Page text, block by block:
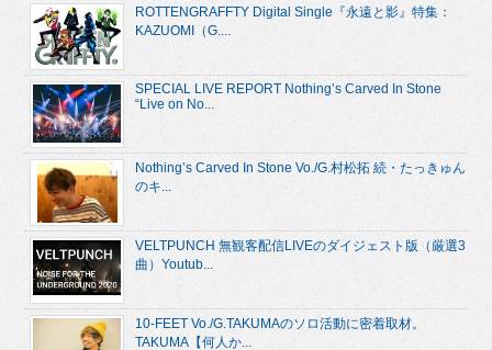
ROTTENGRAFFTY Digital Single『永遠と影』特集：
KAZUOMI（G....
SPECIAL LIVE REPORT Nothing’s Carved In Stone
“Live on No...
Nothing’s Carved In Stone Vo./G.村松拓 続・たっきゅん
のキ...
VELTPUNCH 無観客配信LIVEのダイジェスト版（厳選3
曲）Youtub...
10-FEET Vo./G.TAKUMAのソロ活動に密着取材。
TAKUMA【何人か...